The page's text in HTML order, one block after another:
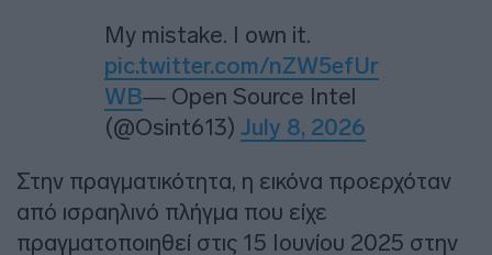
My mistake. I own it.
pic.twitter.com/nZW5efUr
WB— Open Source Intel
(@Osint613) July 8, 2026
Στην πραγματικότητα, η εικόνα προερχόταν
από ισραηλινό πλήγμα που είχε
πραγματοποιηθεί στις 15 Ιουνίου 2025 στην